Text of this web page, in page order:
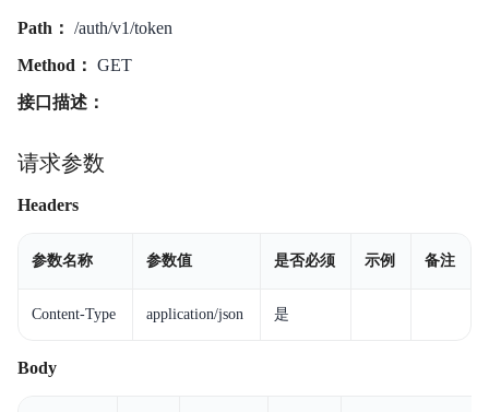
Path： /auth/v1/token
Method： GET
接口描述：
请求参数
Headers
参数名称 参数值 是否必须 示例 备注
Content-Type application/json 是
Body